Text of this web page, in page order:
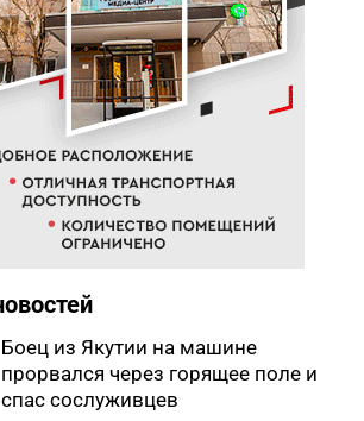
Якутские механики
восстановили две единицы
спецтехники в зоне СВО
В АЗС Южной Якутии ситуация
стабилизируется
Вышла новая инди-хоррор
игра от якутских
разработчиков
Октемцах сдадут в конце
Минздрав Якутии: раннее
выявление гепатита С
Боец из Якутии на машине
прорвался через горящее поле и
спас сослуживцев